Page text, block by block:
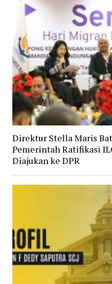
Direktur Stella Maris
Pemerintah Ratifikasi
Diajukan ke DPR